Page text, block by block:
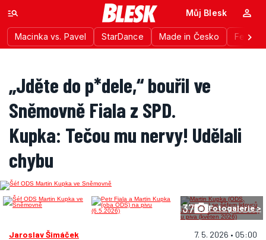
Macinka vs. Pavel StarDance Made in Česko
Můj Blesk
„Jděte do p*dele,“ bouřil ve
Sněmovně Fiala z SPD.
Kupka: Tečou mu nervy! Udělali
chybu
37 Fotogalerie >
Jaroslav Šimáček
7. 5. 2026 • 05:00